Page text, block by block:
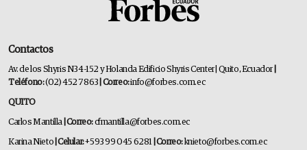
Contactos
Av. de los Shyris N34-152 y Holanda Edificio Shyris Center | Quito, Ecuador
Teléfono:(02) 452 7863 | Correo:info@forbes.com.ec
QUITO
Carlos Mantilla | Correo:cfmantilla@forbes.com.ec
Karina Nieto | Celular:+593 99 045 6281 | Correo: knieto@forbes.com.ec